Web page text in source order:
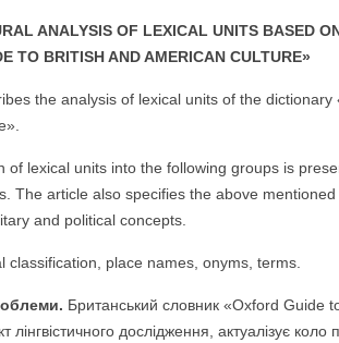
ANALYSIS OF LEXICAL UNITS BASED
TO BRITISH AND AMERICAN CULTURE»
the analysis of lexical units of the
of lexical units into the following groups is
The article also specifies the above
and political concepts.
classification, place names, onyms, terms.
Британський словник «Oxford Guide
лінгвістичного дослідження, актуалізує